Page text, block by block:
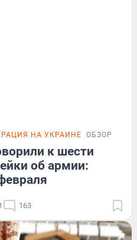
НА УКРАИНЕ ОБЗОР
к шести
об армии:
163